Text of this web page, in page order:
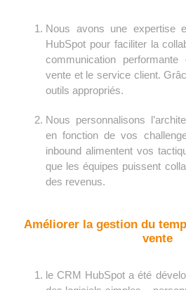
Nous avons une expertise
HubSpot pour faciliter la
communication
vente et le service client.
outils appropriés.
Nous personnalisons
en fonction de vos
inbound alimentent vos
que les équipes puissent
des revenus.
Améliorer la gestion du
vente
le CRM HubSpot a été